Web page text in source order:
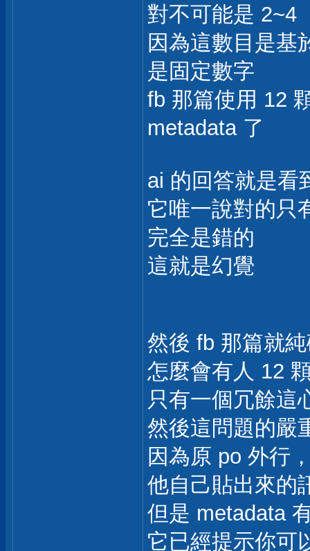
對不可能是 2~4
因為這數目是基
是固定數字
fb 那篇使用 12
metadata 了
ai 的回答就是看
它唯一說對的只
完全是錯的
這就是幻覺
然後 fb 那篇就
怎麼會有人 12
只有一個冗餘這
然後這問題的嚴
因為原 po 外行
他自己貼出來的
但是 metadata
它已經提示你可